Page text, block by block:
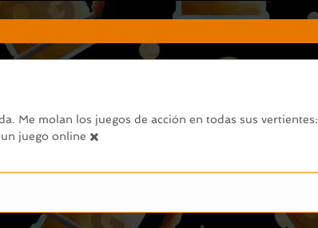
Me molan los juegos de acción en todas sus vertientes:
un juego online ✖️